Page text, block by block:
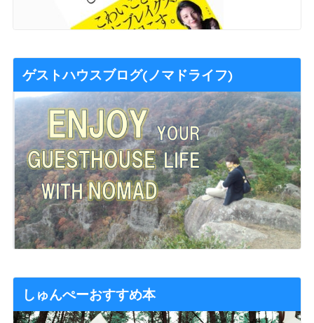
ゲストハウスブログ(ノマドライフ)
しゅんぺーおすすめ本